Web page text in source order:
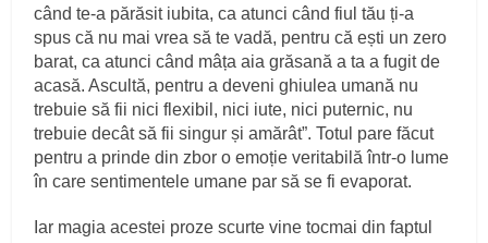
când te-a părăsit iubita, ca atunci când fiul tău ți-a
spus că nu mai vrea să te vadă, pentru că ești un zero
barat, ca atunci când mâța aia grăsană a ta a fugit de
acasă. Ascultă, pentru a deveni ghiulea umană nu
trebuie să fii nici flexibil, nici iute, nici puternic, nu
trebuie decât să fii singur și amărât”. Totul pare făcut
pentru a prinde din zbor o emoție veritabilă într-o lume
în care sentimentele umane par să se fi evaporat.
Iar magia acestei proze scurte vine tocmai din faptul